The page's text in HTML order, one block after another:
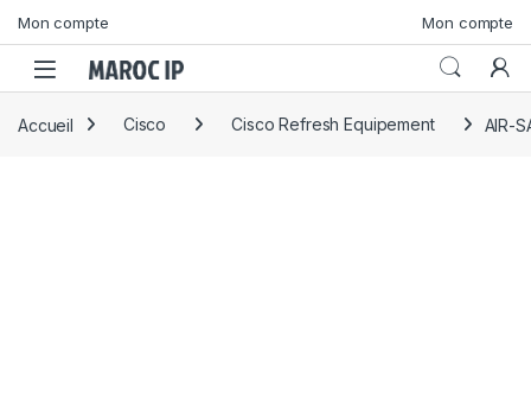
Mon compte Mon compte
Accueil Cisco Cisco Refresh Equipement AIR-